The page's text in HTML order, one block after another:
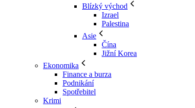
Blízký východ
Izrael
Palestina
Asie
Čína
Jižní Korea
Ekonomika
Finance a burza
Podnikání
Spotřebitel
Krimi